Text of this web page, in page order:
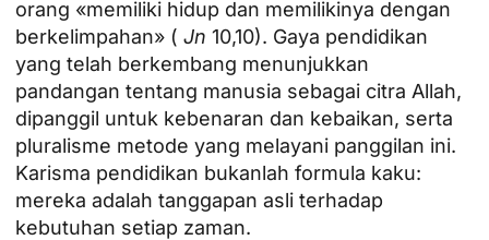
orang «memiliki hidup dan memilikinya dengan
berkelimpahan» ( Jn 10,10). Gaya pendidikan
yang telah berkembang menunjukkan
pandangan tentang manusia sebagai citra Allah,
dipanggil untuk kebenaran dan kebaikan, serta
pluralisme metode yang melayani panggilan ini.
Karisma pendidikan bukanlah formula kaku:
mereka adalah tanggapan asli terhadap
kebutuhan setiap zaman.